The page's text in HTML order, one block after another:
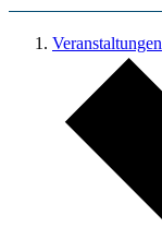
Veranstaltungen